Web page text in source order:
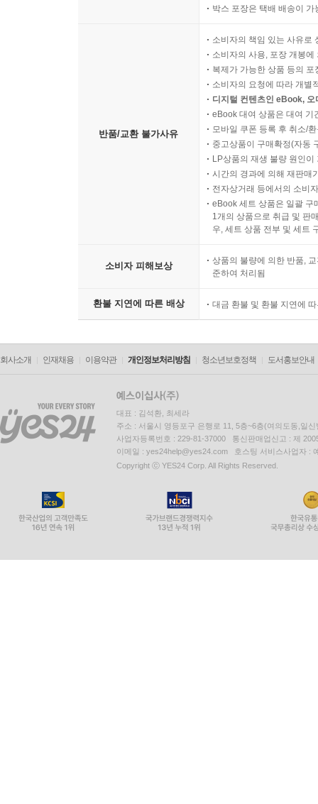
박스 포장은 택배 배송이
반품/교환 불가사유
소비자의 책임 있는 사유로
소비자의 사용, 포장 개봉
복제가 가능한 상품 등의
소비자의 요청에 따라 개별
디지털 컨텐츠인 eBook,
eBook 대여 상품은 대여 기
모바일 쿠폰 등록 후 취소/
중고상품이 구매확정(자동
LP상품의 재생 불량 원인
시간의 경과에 의해 재판매
전자상거래 등에서의 소비
eBook 세트 상품은 일괄 구
1개의 상품으로 취급 및 판
우, 세트 상품 전부 및 세트
소비자 피해보상
상품의 불량에 의한 반품,
준하여 처리됨
환불 지연에 따른 배상 대금 환불 및 환불 지연에
회사소개 인재채용 이용약관 개인정보처리방침 청소년보호정책 도서홍보안내
대표 : 김석환, 최세라
주소 : 서울시 영등포구 은행로 11, 5층~6층(여의도동,일신
사업자등록번호 : 229-81-37000 통신판매업신고 : 제
이메일 : yes24help@yes24.com 호스팅 서비스사업자 :
Copyright ⓒ YES24 Corp. All Rights Reserved.